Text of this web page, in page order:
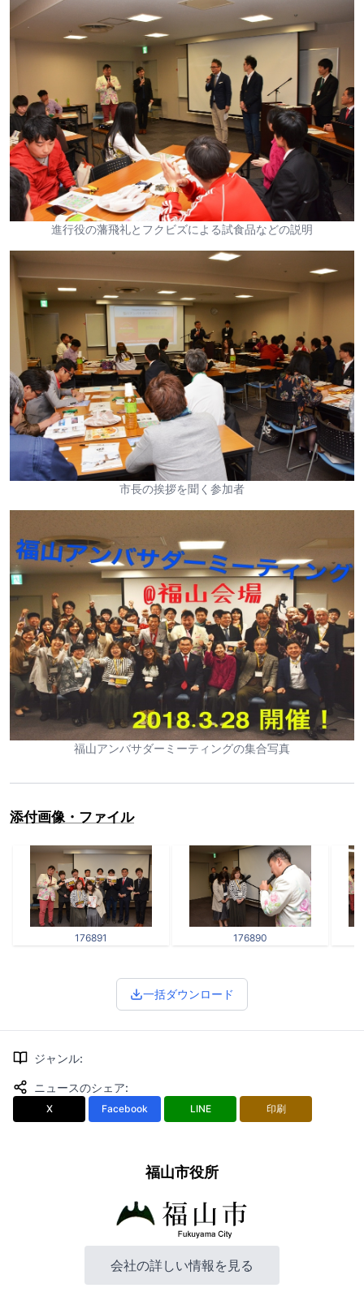
進行役の藩飛礼とフクビズによる試食品などの説明
市長の挨拶を聞く参加者
福山アンバサダーミーティングの集合写真
添付画像・ファイル
176891 176890
一括ダウンロード
ジャンル:
ニュースのシェア:
X Facebook LINE 印刷
福山市役所
会社の詳しい情報を見る